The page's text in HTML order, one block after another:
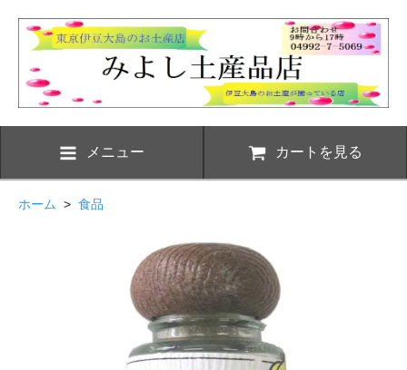
メニュー カートを見る
ホーム > 食品